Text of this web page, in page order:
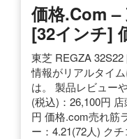
価格.com –
[32インチ]
東芝 REGZA
情報がリアルタイ
は。 製品レビュー
(税込)：26,100円
円 価格.com売れ筋
ー：4.21(72人) ク